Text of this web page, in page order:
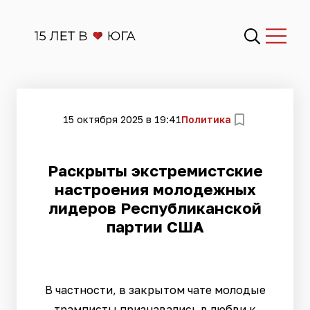
15 октября 2025 в 19:41Политика
Раскрыты экстремистские
настроения молодежных
лидеров Республиканской
партии США
В частности, в закрытом чате молодые